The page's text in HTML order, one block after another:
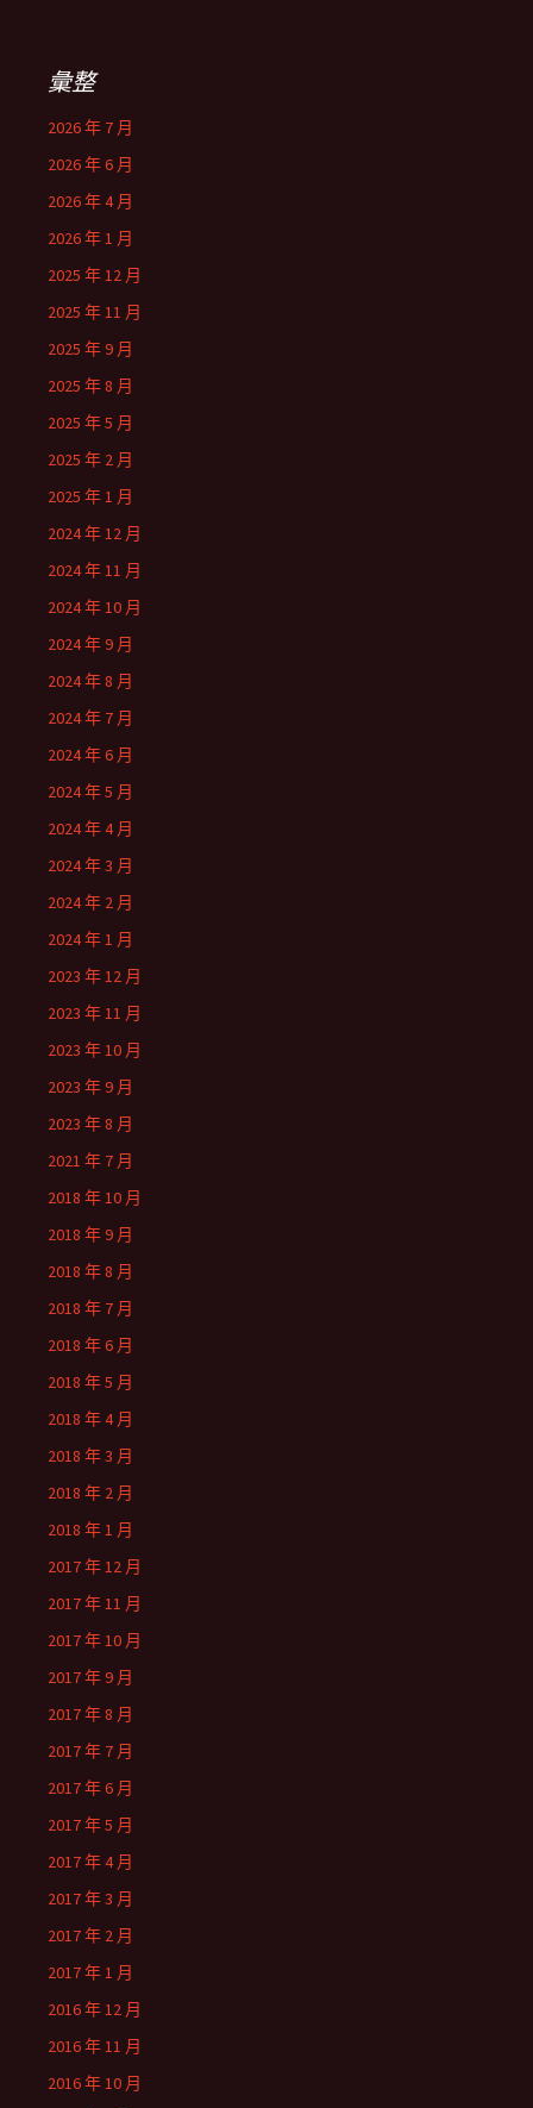
彙整
2026 年 7 月
2026 年 6 月
2026 年 4 月
2026 年 1 月
2025 年 12 月
2025 年 11 月
2025 年 9 月
2025 年 8 月
2025 年 5 月
2025 年 2 月
2025 年 1 月
2024 年 12 月
2024 年 11 月
2024 年 10 月
2024 年 9 月
2024 年 8 月
2024 年 7 月
2024 年 6 月
2024 年 5 月
2024 年 4 月
2024 年 3 月
2024 年 2 月
2024 年 1 月
2023 年 12 月
2023 年 11 月
2023 年 10 月
2023 年 9 月
2023 年 8 月
2021 年 7 月
2018 年 10 月
2018 年 9 月
2018 年 8 月
2018 年 7 月
2018 年 6 月
2018 年 5 月
2018 年 4 月
2018 年 3 月
2018 年 2 月
2018 年 1 月
2017 年 12 月
2017 年 11 月
2017 年 10 月
2017 年 9 月
2017 年 8 月
2017 年 7 月
2017 年 6 月
2017 年 5 月
2017 年 4 月
2017 年 3 月
2017 年 2 月
2017 年 1 月
2016 年 12 月
2016 年 11 月
2016 年 10 月